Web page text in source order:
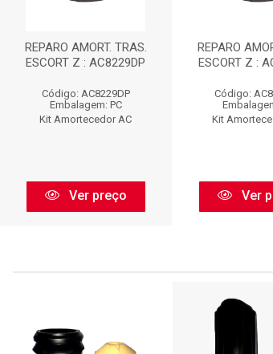
REPARO AMORT. TRAS.
ESCORT Z : AC8229DP
Código: AC8229DP
Embalagem: PC
Kit Amortecedor AC
Ver preço
REPARO
ESCORT Z :
Código:
Kit
Ver